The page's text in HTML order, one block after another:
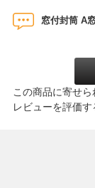
窓付封筒 A
この商品に寄せ
レビューを評価す